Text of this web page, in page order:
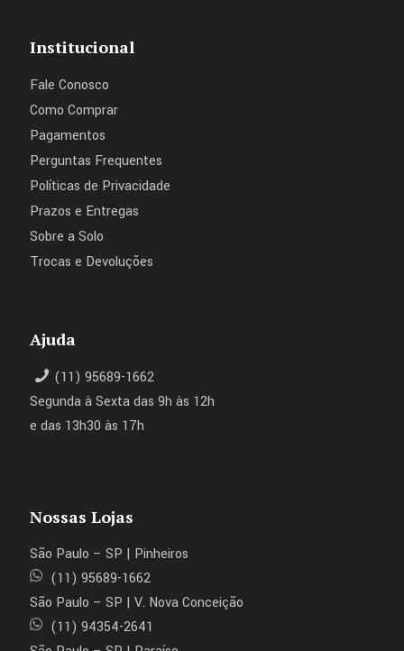
Institucional
Fale Conosco
Como Comprar
Pagamentos
Perguntas Frequentes
Políticas de Privacidade
Prazos e Entregas
Sobre a Solo
Trocas e Devoluções
Ajuda
(11) 95689-1662
Segunda à Sexta das 9h às 12h
e das 13h30 às 17h
Nossas Lojas
São Paulo – SP | Pinheiros
(11) 95689-1662
São Paulo – SP | V. Nova Conceição
(11) 94354-2641